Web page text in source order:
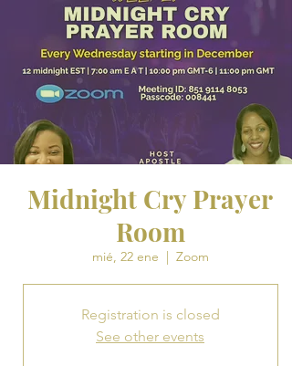
Midnight Cry Prayer
Room
mié, 22 ene
  |
Zoom
Registration is closed
See other events